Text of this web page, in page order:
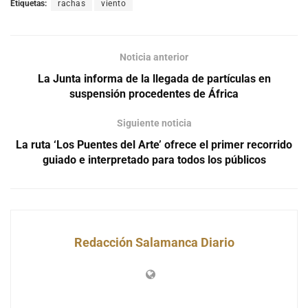
Etiquetas: rachas viento
Noticia anterior
La Junta informa de la llegada de partículas en
suspensión procedentes de África
Siguiente noticia
La ruta ‘Los Puentes del Arte’ ofrece el primer recorrido
guiado e interpretado para todos los públicos
Redacción Salamanca Diario